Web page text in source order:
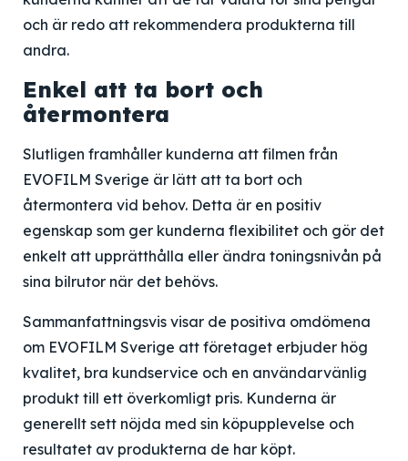
och är redo att rekommendera produkterna till
andra.
Enkel att ta bort och
återmontera
Slutligen framhåller kunderna att filmen från
EVOFILM Sverige är lätt att ta bort och
återmontera vid behov. Detta är en positiv
egenskap som ger kunderna flexibilitet och gör det
enkelt att upprätthålla eller ändra toningsnivån på
sina bilrutor när det behövs.
Sammanfattningsvis visar de positiva omdömena
om EVOFILM Sverige att företaget erbjuder hög
kvalitet, bra kundservice och en användarvänlig
produkt till ett överkomligt pris. Kunderna är
generellt sett nöjda med sin köpupplevelse och
resultatet av produkterna de har köpt.